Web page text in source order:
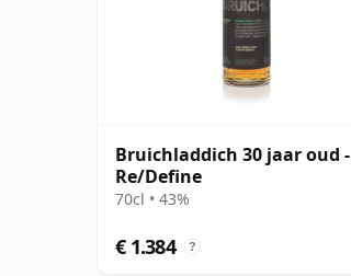
Bruichladdich 30 jaar oud -
Re/Define
70cl • 43%
€ 1.384 ?